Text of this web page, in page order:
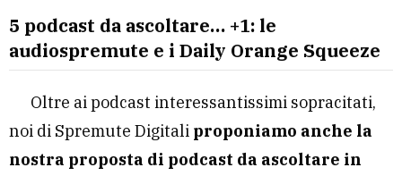
5 podcast da ascoltare… +1: le
audiospremute e i Daily Orange Squeeze
Oltre ai podcast interessantissimi sopracitati,
noi di Spremute Digitali proponiamo anche la
nostra proposta di podcast da ascoltare in